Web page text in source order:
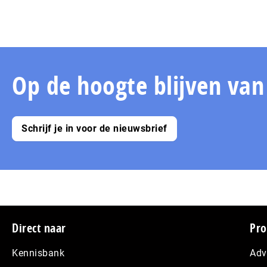
Op de hoogte blijven
Schrijf je in voor de nieuwsbrief
Footer
Direct naar
Kennisbank